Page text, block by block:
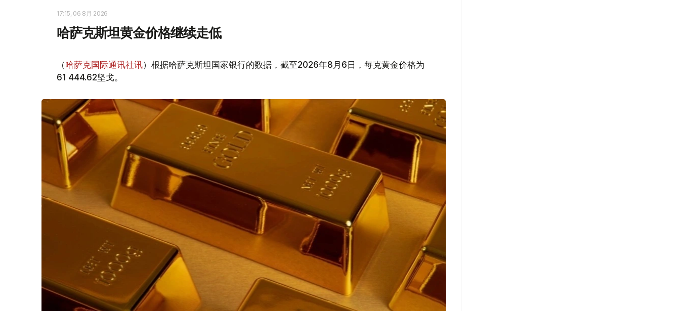
17:15, 06 8月 2026
哈萨克斯坦黄金价格继续走低
（哈萨克国际通讯社讯）根据哈萨克斯坦国家银行的数据，截至2026年8月6日，每克黄金价格为
61 444.62坚戈。